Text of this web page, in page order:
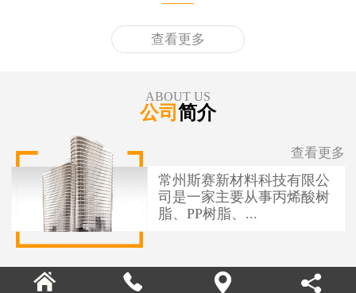
查看更多
ABOUT US
公司 简介
常州斯赛新材料科技有限公
司是一家主要从事丙烯酸树
脂、PP树脂、...
查看更多